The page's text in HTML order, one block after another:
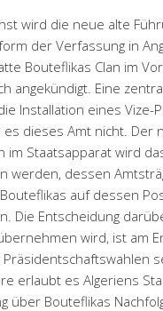
wird die neue alte
der Verfassung in
Bouteflikas Clan im
angekündigt. Eine
Installation eines Vize-
es dieses Amt nicht. Der
im Staatsapparat wird
werden, dessen
auf dessen
Die Entscheidung
wird, ist am
erlaubt es Algeriens
über Bouteflikas